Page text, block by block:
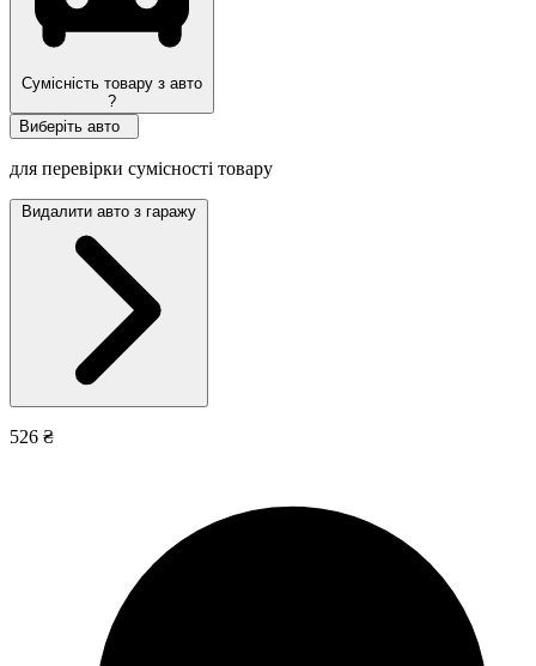
Сумісність товару з авто
?
Виберіть авто
для перевірки сумісності товару
Видалити авто з гаражу
526 ₴